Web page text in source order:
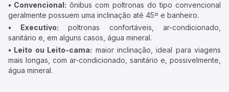
• Convencional: ônibus com poltronas do tipo convencional
geralmente possuem uma inclinação até 45º e banheiro.
• Executivo: poltronas confortáveis, ar-condicionado,
sanitário e, em alguns casos, água mineral.
• Leito ou Leito-cama: maior inclinação, ideal para viagens
mais longas, com ar-condicionado, sanitário e, possivelmente,
água mineral.